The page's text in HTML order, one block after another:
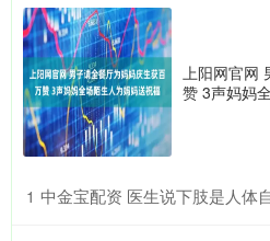
上阳网官网
赞 3声妈妈
1 中金宝配资 医生说下肢是人体